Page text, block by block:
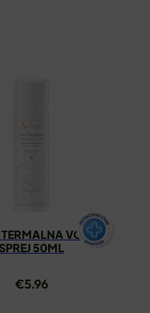
TERMALNA VODA
50ML
€5.96